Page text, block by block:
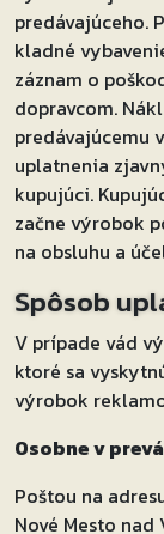
predávajúceho.
kladné
záznam o
dopravcom.
predávajúcemu
uplatnenia
kupujúci.
začne výrobok
na obsluhu a
Spôsob
V prípade vád
ktoré sa
výrobok
Osobne v
Poštou na
Nové Mesto nad